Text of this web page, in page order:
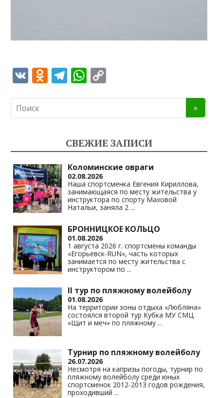
V O
o
as
s
ni
ki
T
gr
a
m
W
s
A
p
p
y
Li
n
k
СВЕЖИЕ ЗАПИСИ
Коломинские овраги
02.08.2026
Наша спортсменка Евгения Кириллова,
занимающаяся по месту жительства у
инструктора по спорту Маховой
Натальи, заняла 2 ...
БРОННИЦКОЕ КОЛЬЦО
01.08.2026
1 августа 2026 г. спортсмены команды
«Егорьевск-RUN», часть которых
занимается по месту жительства с
инструктором по ...
II тур по пляжному волейболу
01.08.2026
На территории зоны отдыха «Любляна»
состоялся второй тур Кубка МУ СМЦ
«Щит и меч» по пляжному ...
Турнир по пляжному волейболу
26.07.2026
Несмотря на капризы погоды, турнир по
пляжному волейболу среди юных
спортсменок 2012-2013 годов рождения,
проходивший ...